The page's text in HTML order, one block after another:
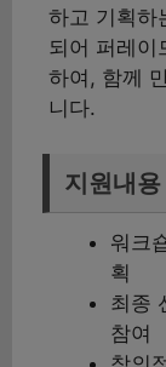
하고 기획하
되어 퍼레이
하여, 함께
니다.
지원내용
워크
획
최종
참여